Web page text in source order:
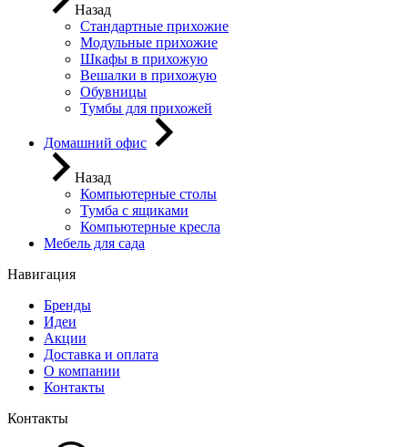
Назад
Стандартные прихожие
Модульные прихожие
Шкафы в прихожую
Вешалки в прихожую
Обувницы
Тумбы для прихожей
Домашний офис
Назад
Компьютерные столы
Тумба с ящиками
Компьютерные кресла
Мебель для сада
Навигация
Бренды
Идеи
Акции
Доставка и оплата
О компании
Контакты
Контакты